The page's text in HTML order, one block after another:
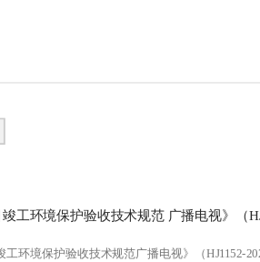
竣工环境保护验收技术规范 广播电视》（HJ
工环境保护验收技术规范广播电视》（HJ1152-